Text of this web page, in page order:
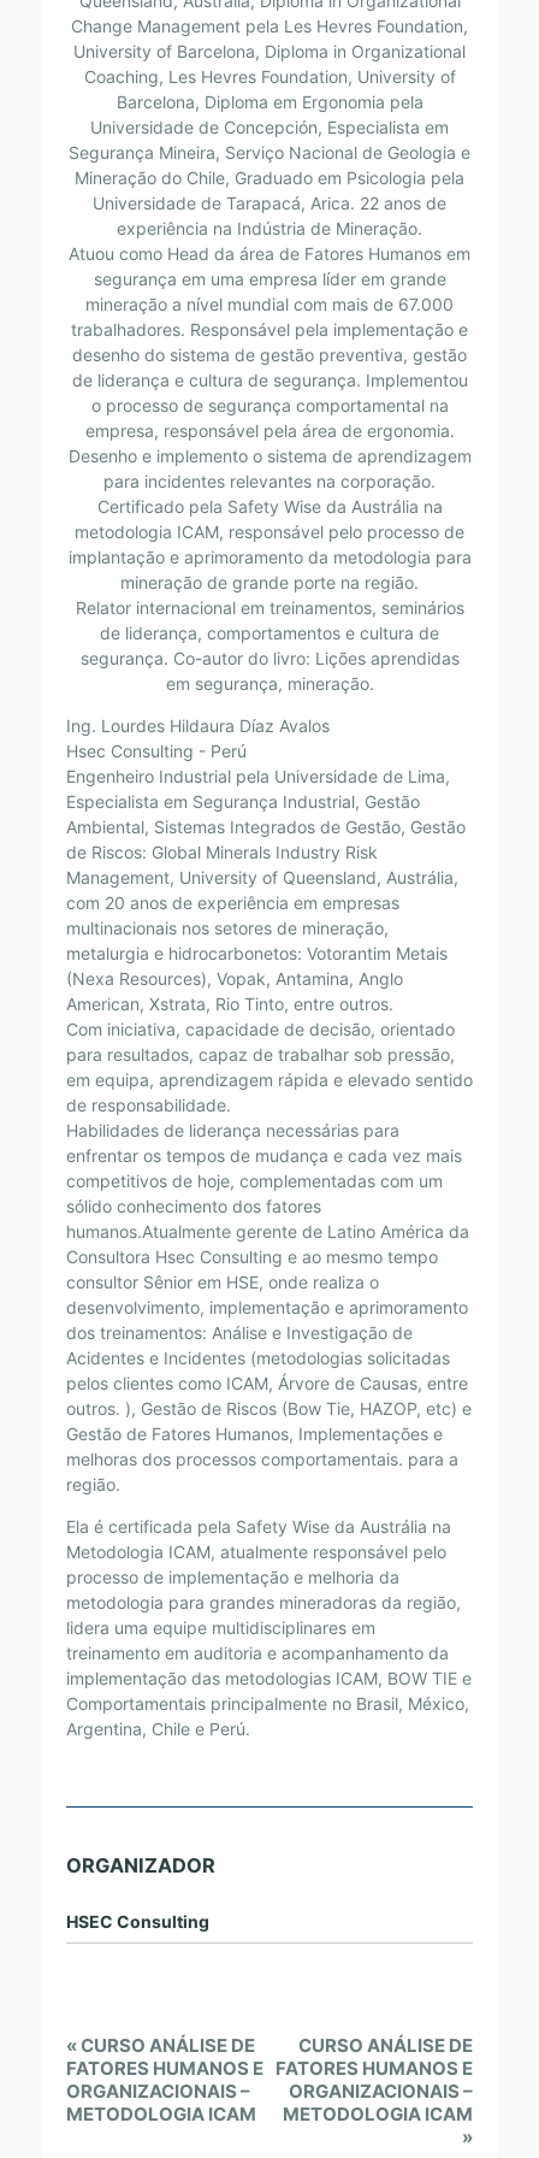
Change Management pela Les Hevres Foundation,
University of Barcelona, ​​Diploma in Organizational
Coaching, Les Hevres Foundation, University of
Barcelona, ​​Diploma em Ergonomia pela
Universidade de Concepción, Especialista em
Segurança Mineira, Serviço Nacional de Geologia e
Mineração do Chile, Graduado em Psicologia pela
Universidade de Tarapacá, Arica. 22 anos de
experiência na Indústria de Mineração.
Atuou como Head da área de Fatores Humanos em
segurança em uma empresa líder em grande
mineração a nível mundial com mais de 67.000
trabalhadores. Responsável pela implementação e
desenho do sistema de gestão preventiva, gestão
de liderança e cultura de segurança. Implementou
o processo de segurança comportamental na
empresa, responsável pela área de ergonomia.
Desenho e implemento o sistema de aprendizagem
para incidentes relevantes na corporação.
Certificado pela Safety Wise da Austrália na
metodologia ICAM, responsável pelo processo de
implantação e aprimoramento da metodologia para
mineração de grande porte na região.
Relator internacional em treinamentos, seminários
de liderança, comportamentos e cultura de
segurança. Co-autor do livro: Lições aprendidas
em segurança, mineração.
Ing. Lourdes Hildaura Díaz Avalos
Hsec Consulting - Perú
Engenheiro Industrial pela Universidade de Lima,
Especialista em Segurança Industrial, Gestão
Ambiental, Sistemas Integrados de Gestão, Gestão
de Riscos: Global Minerals Industry Risk
Management, University of Queensland, Austrália,
com 20 anos de experiência em empresas
multinacionais nos setores de mineração,
metalurgia e hidrocarbonetos: Votorantim Metais
(Nexa Resources), Vopak, Antamina, Anglo
American, Xstrata, Rio Tinto, entre outros.
Com iniciativa, capacidade de decisão, orientado
para resultados, capaz de trabalhar sob pressão,
em equipa, aprendizagem rápida e elevado sentido
de responsabilidade.
Habilidades de liderança necessárias para
enfrentar os tempos de mudança e cada vez mais
competitivos de hoje, complementadas com um
sólido conhecimento dos fatores
humanos.Atualmente gerente de Latino América da
Consultora Hsec Consulting e ao mesmo tempo
consultor Sênior em HSE, onde realiza o
desenvolvimento, implementação e aprimoramento
dos treinamentos: Análise e Investigação de
Acidentes e Incidentes (metodologias solicitadas
pelos clientes como ICAM, Árvore de Causas, entre
outros. ), Gestão de Riscos (Bow Tie, HAZOP, etc) e
Gestão de Fatores Humanos, Implementações e
melhoras dos processos comportamentais. para a
região.
Ela é certificada pela Safety Wise da Austrália na
Metodologia ICAM, atualmente responsável pelo
processo de implementação e melhoria da
metodologia para grandes mineradoras da região,
lidera uma equipe multidisciplinares em
treinamento em auditoria e acompanhamento da
implementação das metodologias ICAM, BOW TIE e
Comportamentais principalmente no Brasil, México,
Argentina, Chile e Perú.
ORGANIZADOR
HSEC Consulting
E
v
e
n
«CURSO ANÁLISE DE
FATORES HUMANOS E
ORGANIZACIONAIS –
METODOLOGIA ICAM
CURSO ANÁLISE DE
FATORES HUMANOS E
ORGANIZACIONAIS –
METODOLOGIA ICAM
»